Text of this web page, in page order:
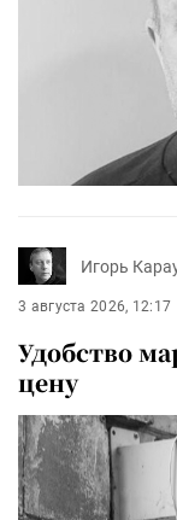
Игорь
3 августа 2026, 12:17
Удобство
цену